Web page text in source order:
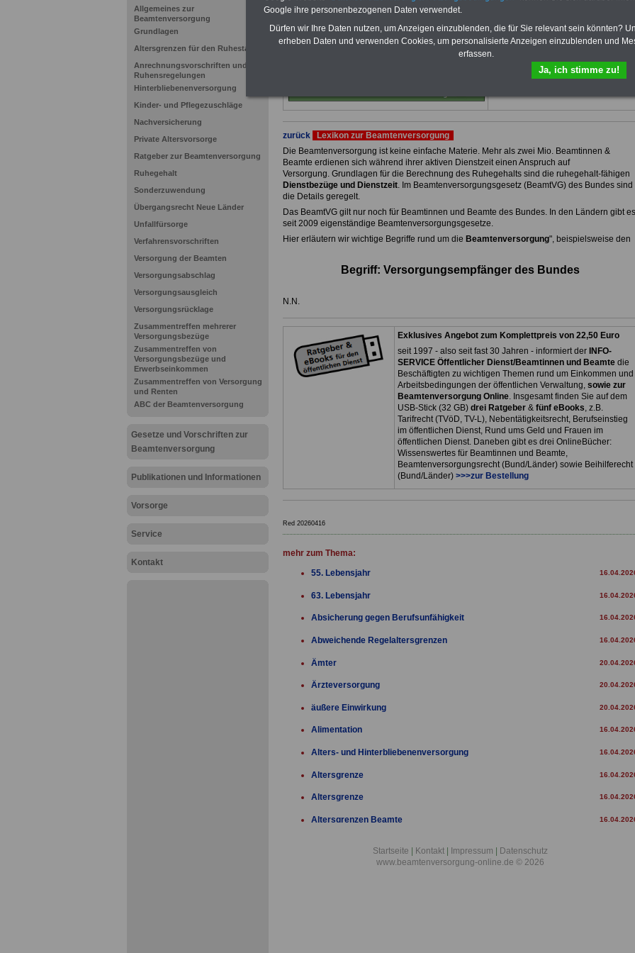
Allgemeines zur
Beamtenversorgung
Grundlagen
Altersgrenzen für den Ruhestand
Anrechnungsvorschriften und
Ruhensregelungen
Hinterbliebenenversorgung
Kinder- und Pflegezuschläge
Nachversicherung
Private Altersvorsorge
Ratgeber zur Beamtenversorgung
Ruhegehalt
Sonderzuwendung
Übergangsrecht Neue Länder
Unfallfürsorge
Verfahrensvorschriften
Versorgung der Beamten
Versorgungsabschlag
Versorgungsausgleich
Versorgungsrücklage
Zusammentreffen mehrerer
Versorgungsbezüge
Zusammentreffen von
Versorgungsbezüge und
Erwerbseinkommen
Zusammentreffen von Versorgung
und Renten
ABC der Beamtenversorgung
Gesetze und Vorschriften zur
Beamtenversorgung
Publikationen und Informationen
Vorsorge
Service
Kontakt
Dienst auf dem Laufenden, u.a. auch
zur Beamtenversorgung -Online.
Sie finden im Portal des PDF-
SERVICE zehn Bücher bzw. eBooks
zum herunterladen, lesen und
zurück
Lexikon zur Beamtenversorgung
Die Beamtenversorgung ist keine einfache Materie. Mehr als zwei Mio. Beamtinnen &
Beamte erdienen sich während ihrer aktiven Dienstzeit einen Anspruch auf
Versorgung. Grundlagen für die Berechnung des Ruhegehalts sind die ruhegehalt-fähigen
Dienstbezüge und Dienstzeit. Im Beamtenversorgungsgesetz (BeamtVG) des Bundes sind
die Details geregelt.
Das BeamtVG gilt nur noch für Beamtinnen und Beamte des Bundes. In den Ländern gibt es
seit 2009 eigenständige Beamtenversorgungsgesetze.
Hier erläutern wir wichtige Begriffe rund um die Beamtenversorgung", beispielsweise den
Begriff: Versorgungsempfänger des Bundes
N.N.
Exklusives Angebot zum Komplettpreis von 22,50 Euro
seit 1997 - also seit fast 30 Jahren - informiert der INFO-
SERVICE Öffentlicher Dienst/Beamtinnen und Beamtedie
Beschäftigten zu wichtigen Themen rund um Einkommen und
Arbeitsbedingungen der öffentlichen Verwaltung,sowie zur
Beamtenversorgung Online. Insgesamt finden Sie auf dem
USB-Stick (32 GB) drei Ratgeber& fünf eBooks, z.B.
Tarifrecht (TVöD, TV-L), Nebentätigkeitsrecht, Berufseinstieg
im öffentlichen Dienst, Rund ums Geld und Frauen im
öffentlichen Dienst. Daneben gibt es drei OnlineBücher:
Wissenswertes für Beamtinnen und Beamte,
Beamtenversorgungsrecht (Bund/Länder) sowie Beihilferecht
(Bund/Länder) >>>zur Bestellung
Red 20260416
mehr zum Thema:
55. Lebensjahr
63. Lebensjahr
Absicherung gegen Berufsunfähigkeit
Abweichende Regelaltersgrenzen
Ämter
Ärzteversorgung
äußere Einwirkung
Alimentation
Alters- und Hinterbliebenenversorgung
Altersgrenze
Altersgrenze
Altersgrenzen Beamte
Altersrente für Versicherte
Startseite Kontakt Impressum
Datenschutz
www.beamtenversorgung-online.de © 2026
Google ihre personenbezogenen Daten verwendet.
Dürfen wir Ihre Daten nutzen, um Anzeigen einzublenden, die für Sie relevant sein könnten?
erheben Daten und verwenden Cookies, um personalisierte Anzeigen einzublenden und
erfassen.
Ja, ich stimme zu!